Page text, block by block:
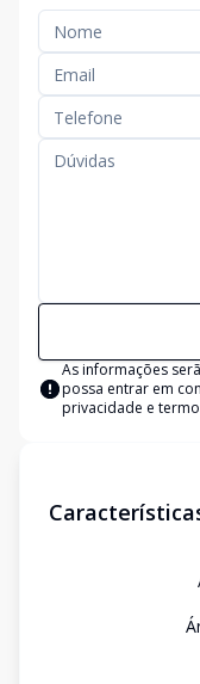
As informações
possa entrar em
privacidade e